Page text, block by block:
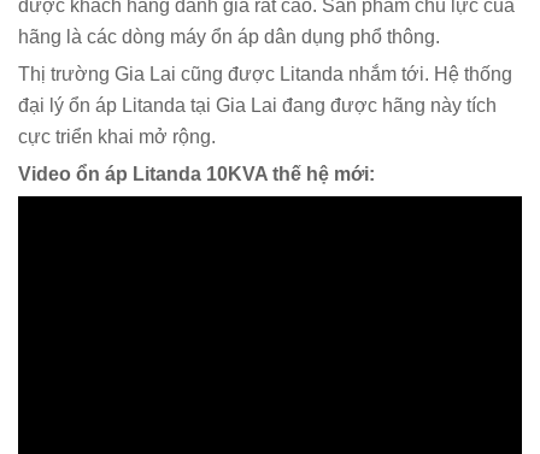
được khách hàng đánh giá rất cao. Sản phẩm chủ lực của
hãng là các dòng máy ổn áp dân dụng phổ thông.
Thị trường Gia Lai cũng được Litanda nhắm tới. Hệ thống
đại lý ổn áp Litanda tại Gia Lai đang được hãng này tích
cực triển khai mở rộng.
Video ổn áp Litanda 10KVA thế hệ mới: